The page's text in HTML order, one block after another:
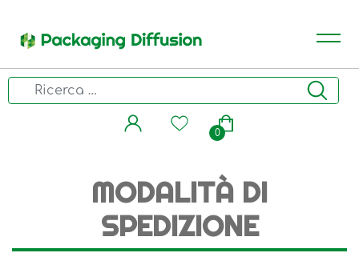
0
MODALITÀ DI
SPEDIZIONE